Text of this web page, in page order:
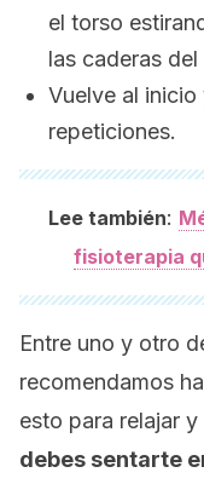
el torso
las caderas del
Vuelve al
repeticiones.
Lee también:
fisioterapia
Entre uno y otro
recomendamos
esto para relajar
debes sentarte